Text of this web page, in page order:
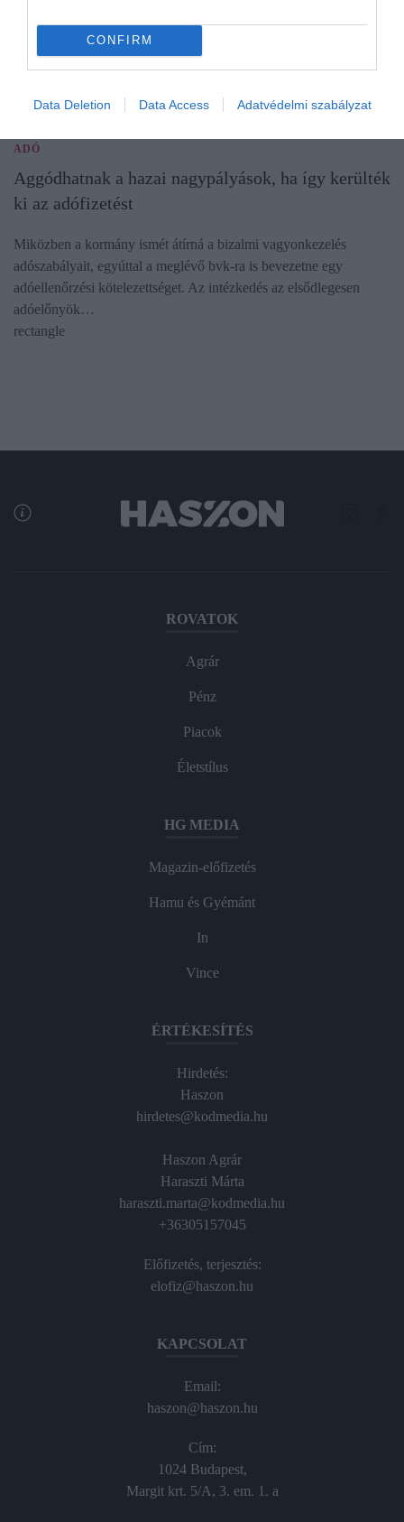
CONFIRM
Data Deletion Data Access Adatvédelmi szabályzat
ADÓ
Aggódhatnak a hazai nagypályások, ha így kerülték
ki az adófizetést
Miközben a kormány ismét átírná a bizalmi vagyonkezelés
adószabályait, egyúttal a meglévő bvk-ra is bevezetne egy
adóellenőrzési kötelezettséget. Az intézkedés az elsődlegesen
adóelőnyök…
rectangle
ROVATOK
Agrár
Pénz
Piacok
Életstílus
HG MEDIA
Magazin-előfizetés
Hamu és Gyémánt
In
Vince
ÉRTÉKESÍTÉS
Hirdetés:
Haszon
hirdetes@kodmedia.hu
Haszon Agrár
Haraszti Márta
haraszti.marta@kodmedia.hu
+36305157045
Előfizetés, terjesztés:
elofiz@haszon.hu
KAPCSOLAT
Email:
haszon@haszon.hu
Cím:
1024 Budapest,
Margit krt. 5/A, 3. em. 1. a